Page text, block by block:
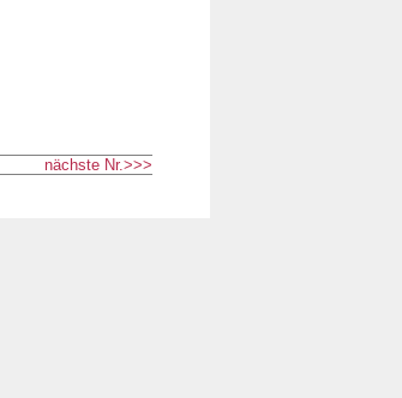
nächste Nr.>>>